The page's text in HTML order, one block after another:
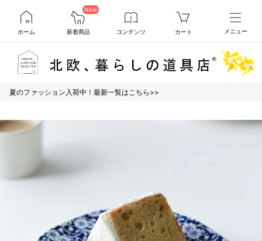
ホーム
New
新着商品 コンテンツ カート メニュー
夏のファッション入荷中！最新一覧はこちら>>